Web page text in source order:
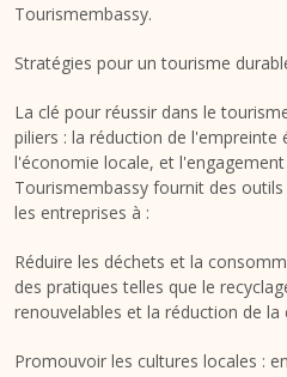
Tourismembassy.
Stratégies pour un tourisme
La clé pour réussir dans le
piliers : la réduction de
l'économie locale, et
Tourismembassy fournit des
les entreprises à :
Réduire les déchets et la
des pratiques telles que le
renouvelables et la réduction de
Promouvoir les cultures locales :